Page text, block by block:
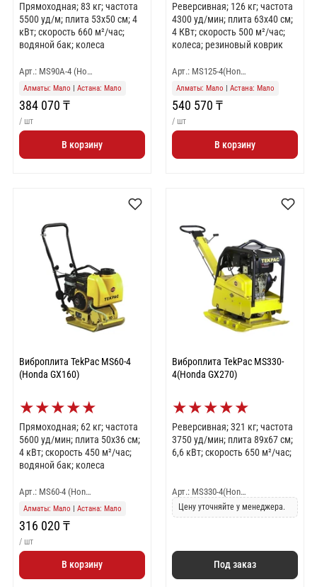
Прямоходная; 83 кг; частота
5500 уд/м; плита 53x50 см; 4
кВт; скорость 660 м²/час;
водяной бак; колеса
Арт.: MS90A-4 (Ho…
Алматы: Мало Астана: Мало
384 070 ₸
/ шт
В корзину
Реверсивная; 126 кг; частота
4300 уд/мин; плита 63x40 см;
4 КВт; скорость 500 м²/час;
колеса; резиновый коврик
Арт.: MS125-4(Hon…
Алматы: Мало Астана: Мало
540 570 ₸
/ шт
В корзину
Виброплита TekPac MS60-4
(Honda GX160)
★★★★★
Прямоходная; 62 кг; частота
5600 уд/мин; плита 50x36 см;
4 кВт; скорость 450 м²/час;
водяной бак; колеса
Арт.: MS60-4 (Hon…
Алматы: Мало | Астана: Мало
316 020 ₸
/ шт
В корзину
Виброплита TekPac MS330-
4(Honda GX270)
★★★★★
Реверсивная; 321 кг; частота
3750 уд/мин; плита 89x67 см;
6,6 кВт; скорость 650 м²/час;
Арт.: MS330-4(Hon…
Цену уточняйте у менеджера.
Под заказ